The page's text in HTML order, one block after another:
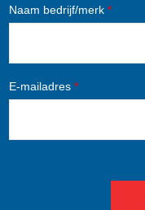
Naam bedrijf/merk *
E-mailadres *